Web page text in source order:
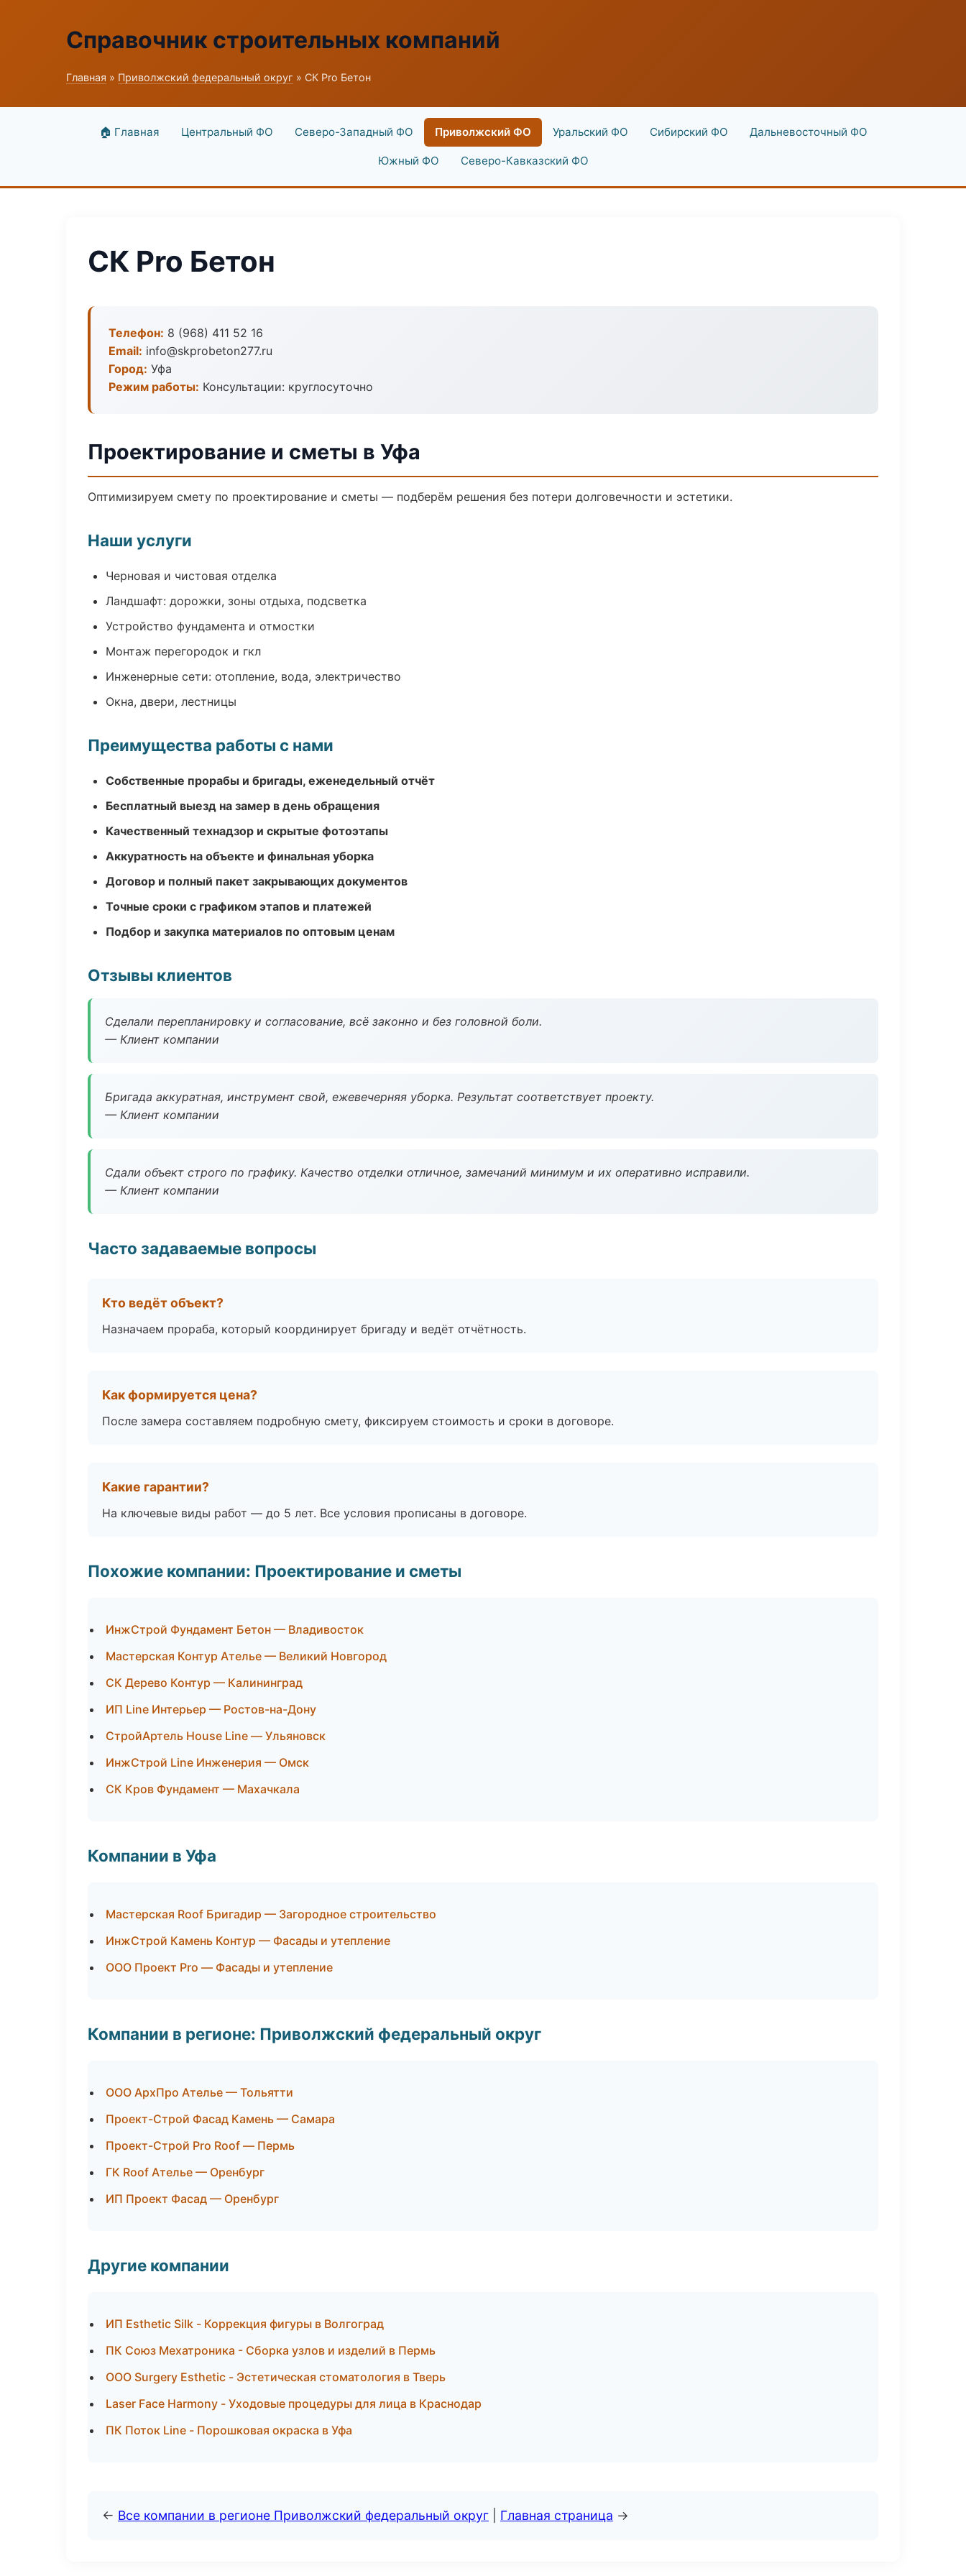
Справочник строительных компаний
Главная » Приволжский федеральный округ » СК Pro Бетон
🏠 Главная Центральный ФО Северо-Западный ФО Приволжский ФО Уральский ФО Сибирский ФО Дальневосточный ФО
Южный ФО Северо-Кавказский ФО
СК Pro Бетон
Телефон: 8 (968) 411 52 16
Email: info@skprobeton277.ru
Город: Уфа
Режим работы: Консультации: круглосуточно
Проектирование и сметы в Уфа
Оптимизируем смету по проектирование и сметы — подберём решения без потери долговечности и эстетики.
Наши услуги
Черновая и чистовая отделка
Ландшафт: дорожки, зоны отдыха, подсветка
Устройство фундамента и отмостки
Монтаж перегородок и гкл
Инженерные сети: отопление, вода, электричество
Окна, двери, лестницы
Преимущества работы с нами
Собственные прорабы и бригады, еженедельный отчёт
Бесплатный выезд на замер в день обращения
Качественный технадзор и скрытые фотоэтапы
Аккуратность на объекте и финальная уборка
Договор и полный пакет закрывающих документов
Точные сроки с графиком этапов и платежей
Подбор и закупка материалов по оптовым ценам
Отзывы клиентов
Сделали перепланировку и согласование, всё законно и без головной боли.
— Клиент компании
Бригада аккуратная, инструмент свой, ежевечерняя уборка. Результат соответствует проекту.
— Клиент компании
Сдали объект строго по графику. Качество отделки отличное, замечаний минимум и их оперативно исправили.
— Клиент компании
Часто задаваемые вопросы
Кто ведёт объект?
Назначаем прораба, который координирует бригаду и ведёт отчётность.
Как формируется цена?
После замера составляем подробную смету, фиксируем стоимость и сроки в договоре.
Какие гарантии?
На ключевые виды работ — до 5 лет. Все условия прописаны в договоре.
Похожие компании: Проектирование и сметы
ИнжСтрой Фундамент Бетон — Владивосток
Мастерская Контур Ателье — Великий Новгород
СК Дерево Контур — Калининград
ИП Line Интерьер — Ростов-на-Дону
СтройАртель House Line — Ульяновск
ИнжСтрой Line Инженерия — Омск
СК Кров Фундамент — Махачкала
Компании в Уфа
Мастерская Roof Бригадир — Загородное строительство
ИнжСтрой Камень Контур — Фасады и утепление
ООО Проект Pro — Фасады и утепление
Компании в регионе: Приволжский федеральный округ
ООО АрхПро Ателье — Тольятти
Проект-Строй Фасад Камень — Самара
Проект-Строй Pro Roof — Пермь
ГК Roof Ателье — Оренбург
ИП Проект Фасад — Оренбург
Другие компании
ИП Esthetic Silk - Коррекция фигуры в Волгоград
ПК Союз Мехатроника - Сборка узлов и изделий в Пермь
ООО Surgery Esthetic - Эстетическая стоматология в Тверь
Laser Face Harmony - Уходовые процедуры для лица в Краснодар
ПК Поток Line - Порошковая окраска в Уфа
← Все компании в регионе Приволжский федеральный округ Главная страница →